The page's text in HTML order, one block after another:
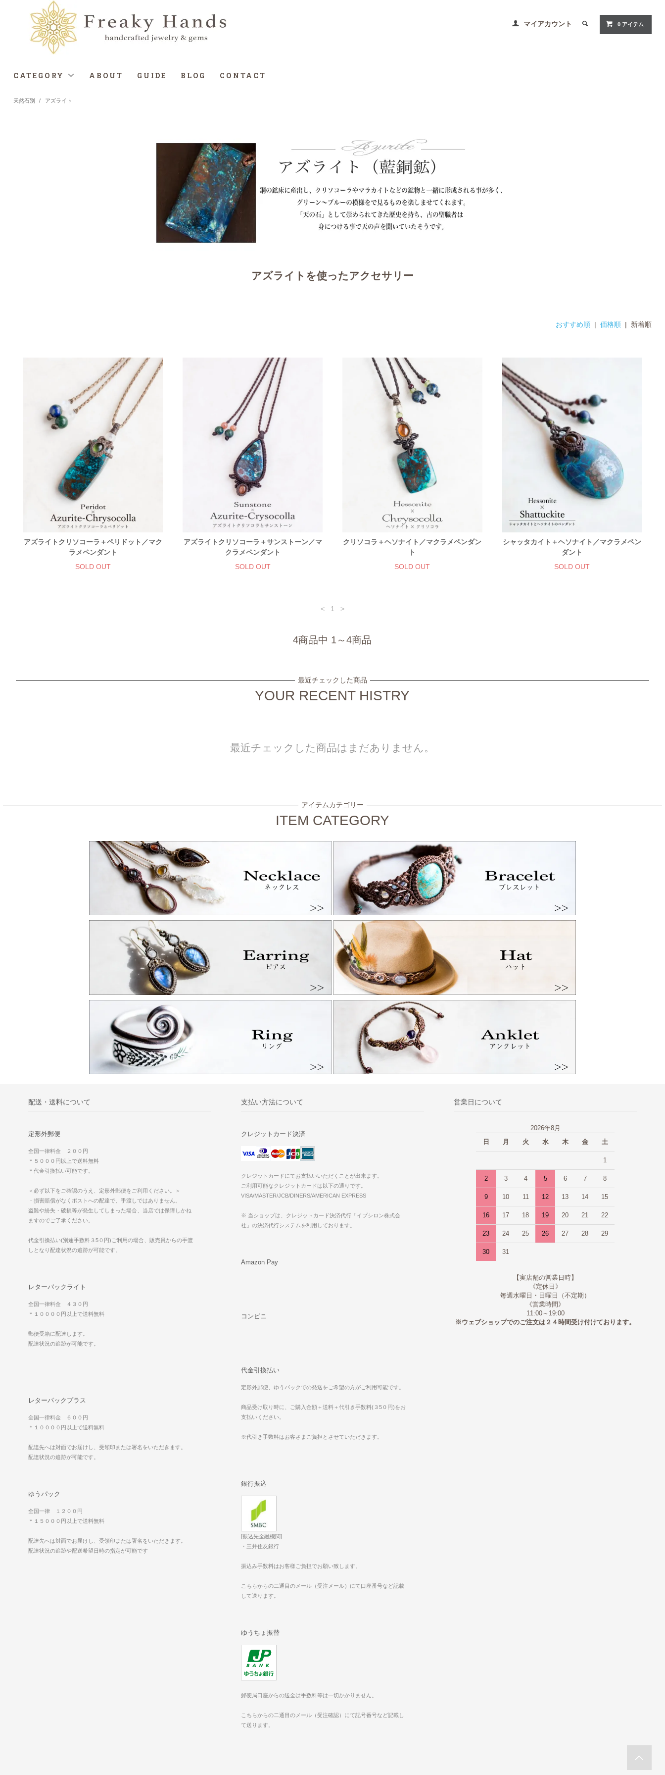
マイアカウント 0 アイテム
CATEGORY ABOUT GUIDE BLOG CONTACT
天然石別 / アズライト
アズライトを使ったアクセサリー
おすすめ順 |価格順 | 新着順
アズライトクリソコーラ＋ペリドット／マク
ラメペンダント
SOLD OUT
アズライトクリソコーラ＋サンストーン／マ
クラメペンダント
SOLD OUT
クリソコラ＋ヘソナイト／マクラメペンダン
ト
SOLD OUT
シャッタカイト＋ヘソナイト／マクラメペン
ダント
SOLD OUT
< 1 >
4商品中 1～4商品
最近チェックした商品
YOUR RECENT HISTRY
最近チェックした商品はまだありません。
アイテムカテゴリー
ITEM CATEGORY
配送・送料について
定形外郵便
全国一律料金 ２００円
＊５０００円以上で送料無料
＊代金引換払い可能です。
＜必ず以下をご確認のうえ、定形外郵便をご利用ください。＞
・損害賠償がなくポストへの配達で、手渡しではありません。
盗難や紛失・破損等が発生してしまった場合、当店では保障しかね
ますのでご了承ください。
代金引換払い(別途手数料３5０円)ご利用の場合、販売員からの手渡
しとなり配達状況の追跡が可能です。
レターパックライト
全国一律料金 ４３０円
＊１００００円以上で送料無料
郵便受箱に配達します。
配達状況の追跡が可能です。
レターパックプラス
全国一律料金 ６００円
＊１００００円以上で送料無料
配達先へは対面でお届けし、受領印または署名をいただきます。
配達状況の追跡が可能です。
ゆうパック
全国一律 １２００円
＊１５０００円以上で送料無料
配達先へは対面でお届けし、受領印または署名をいただきます。
配達状況の追跡や配送希望日時の指定が可能です
支払い方法について
クレジットカード決済
クレジットカードにてお支払いいただくことが出来ます。
ご利用可能なクレジットカードは以下の通りです。
VISA/MASTER/JCB/DINERS/AMERICAN EXPRESS
※ 当ショップは、クレジットカード決済代行「イプシロン株式会
社」の決済代行システムを利用しております。
Amazon Pay
コンビニ
代金引換払い
定形外郵便、ゆうパックでの発送をご希望の方がご利用可能です。
商品受け取り時に、ご購入金額＋送料＋代引き手数料(３5０円)をお
支払いください。
※代引き手数料はお客さまご負担とさせていただきます。
銀行振込
[振込先金融機関]
・三井住友銀行
振込み手数料はお客様ご負担でお願い致します。
こちらからの二通目のメール（受注メール）にて口座番号など記載
して送ります。
ゆうちょ振替
郵便局口座からの送金は手数料等は一切かかりません。
こちらからの二通目のメール（受注確認）にて記号番号など記載し
て送ります。
営業日について
2026年8月
日
月 火 水 木 金 土
1
2 3 4 5 6 7 8
9 10 11 12 13 14 15
16 17 18 19 20 21 22
23 24 25 26 27 28 29
30 31
【実店舗の営業日時】
《定休日》
毎週水曜日・日曜日（不定期）
《営業時間》
11:00～19:00
※ウェブショップでのご注文は２４時間受け付けております。